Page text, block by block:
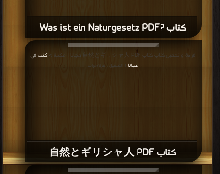
كتاب ?Was ist ein Naturgesetz PDF
كتاب 自然とギリシャ人 PDF
قراءة و تحميل كتاب كتاب 自然とギリシャ人 PDF مجانا | مكتبة >
كتب في
مجانا | التحميل : مرة/مرات